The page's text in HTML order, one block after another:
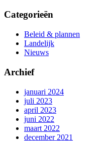
Categorieën
Beleid & plannen
Landelijk
Nieuws
Archief
januari 2024
juli 2023
april 2023
juni 2022
maart 2022
december 2021